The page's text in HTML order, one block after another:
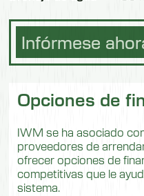
Infórmese
Opciones de
IWM se ha asociado
proveedores de
ofrecer opciones de
competitivas que le
sistema.